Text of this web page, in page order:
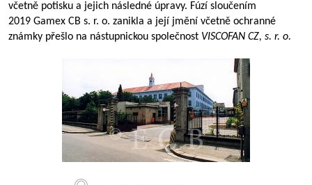
včetně potisku a jejich následné úpravy. Fúzí sloučením
2019 Gamex CB s. r. o. zanikla a její jmění včetně ochranné
známky přešlo na nástupnickou společnost VISCOFAN CZ, s. r. o.